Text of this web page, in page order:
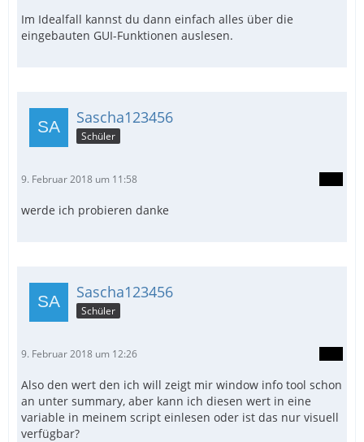
Im Idealfall kannst du dann einfach alles über die
eingebauten GUI-Funktionen auslesen.
Sascha123456
Schüler
9. Februar 2018 um 11:58
werde ich probieren danke
Sascha123456
Schüler
9. Februar 2018 um 12:26
Also den wert den ich will zeigt mir window info tool schon
an unter summary, aber kann ich diesen wert in eine
variable in meinem script einlesen oder ist das nur visuell
verfügbar?